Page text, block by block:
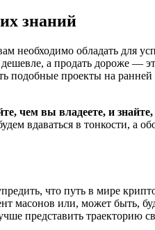
знаний
необходимо обладать для
а продать дороже —
проекты на
чем вы владеете, и
вдаваться в тонкости, а
что путь в мире
масонов или, может быть,
представить траекторию